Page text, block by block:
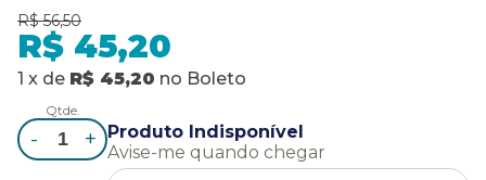
R$ 56,50
R$ 45,20
1 x de R$ 45,20 no Boleto
Qtde.
- +
Produto Indisponível
Avise-me quando chegar